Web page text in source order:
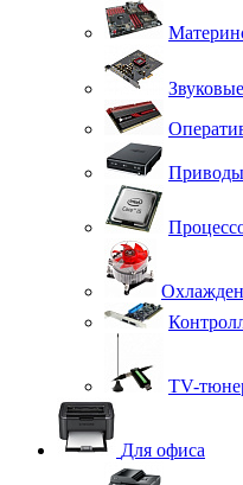
Приводы
TV-
Для офиса